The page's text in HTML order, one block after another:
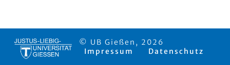
© UB Gießen, 2026
Impressum
Datenschutz